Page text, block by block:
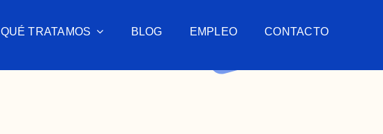
QUÉ TRATAMOS BLOG EMPLEO CONTACTO